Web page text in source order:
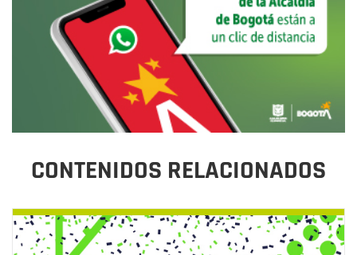
CONTENIDOS RELACIONADOS